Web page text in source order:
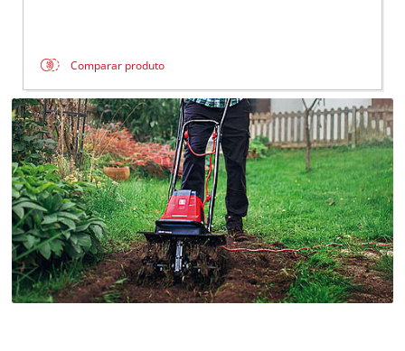
Comparar produto